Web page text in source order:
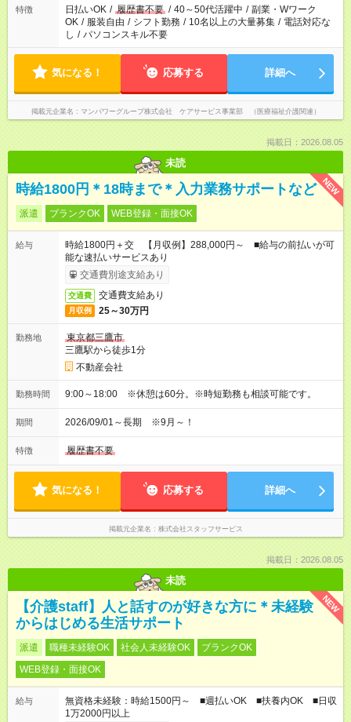
特徴 日払いOK / 履歴書不要 / 40～50代活躍中 / 副業・Wワーク
OK / 服装自由 / シフト勤務 / 10名以上の大量募集 / 電話対応な
し / パソコンスキル不要
気になる！ 応募する 詳細へ
掲載元企業名 マンパワーグループ株式会社 ケアサービス事業部 （医療福祉介護関連）
掲載日：2026.08.05
未読
NEW
時給1800円＊18時まで＊入力業務サポートなど
派遣 ブランクOK WEB登録・面接OK
給与
時給1800円＋交 【月収例】288,000円～ ■給与の前払いが可
能な速払いサービスあり
交通費別途支給あり
交通費 交通費支給あり
月収例 25～30万円
勤務地
東京都三鷹市
三鷹駅から徒歩1分
不動産会社
勤務時間 9:00～18:00 ※休憩は60分。※時短勤務も相談可能です。
期間 2026/09/01～長期 ※9月～！
特徴 履歴書不要
気になる！ 応募する 詳細へ
掲載元企業名 株式会社スタッフサービス
掲載日：2026.08.05
未読
NEW
【介護staff】人と話すのが好きな方に＊未経験
からはじめる生活サポート
派遣 職種未経験OK 社会人未経験OK
ブランクOK
WEB登録・面接OK
給与
無資格未経験：時給1500円～ ■週払いOK ■扶養内OK ■日収
1万2000円以上